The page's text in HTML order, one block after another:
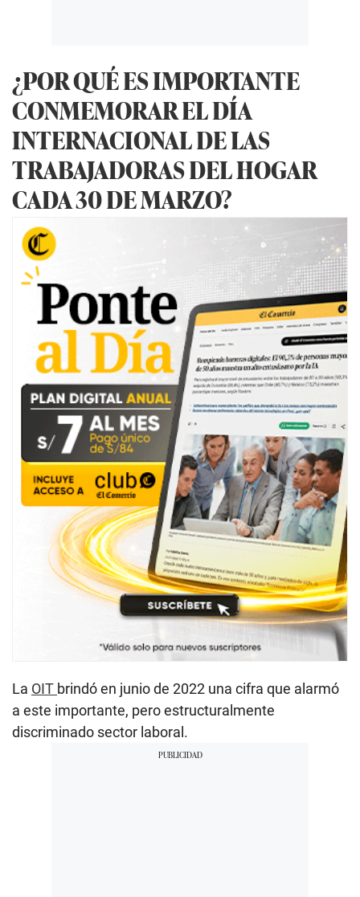
¿POR QUÉ ES IMPORTANTE
CONMEMORAR EL DÍA
INTERNACIONAL DE LAS
TRABAJADORAS DEL HOGAR
CADA 30 DE MARZO?
La OIT brindó en junio de 2022 una cifra que alarmó
a este importante, pero estructuralmente
discriminado sector laboral.